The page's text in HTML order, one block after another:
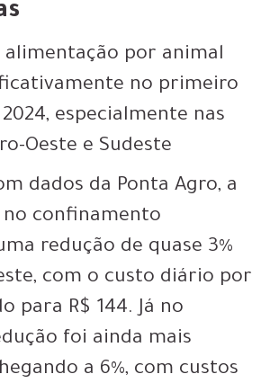
alimentação por animal
no primeiro
especialmente nas
Oeste e Sudeste
dados da Ponta Agro, a
confinamento
redução de quase 3%
com o custo diário por
para R$ 144. Já no
foi ainda mais
a 6%, com custos